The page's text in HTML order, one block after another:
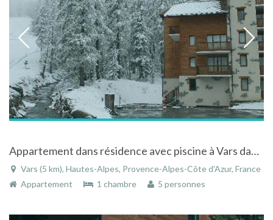
Appartement dans résidence avec piscine à Vars dans les Hautes-Alpes
Vars (5 km), Hautes-Alpes, Provence-Alpes-Côte d'Azur, France
Appartement
1 chambre 5 personnes